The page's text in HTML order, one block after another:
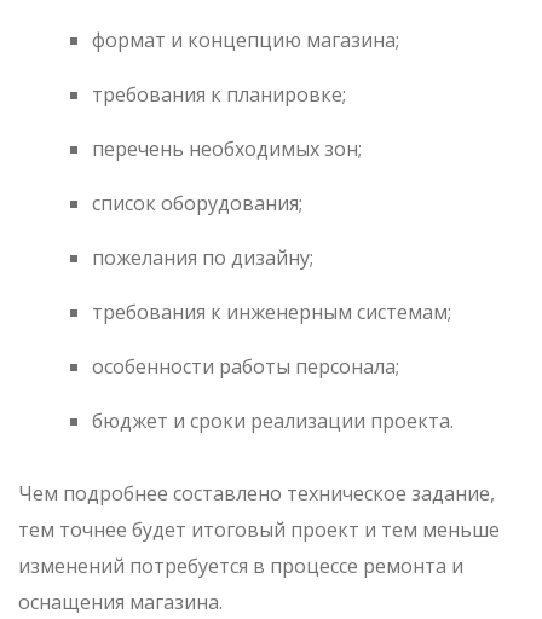
формат и концепцию магазина;
требования к планировке;
перечень необходимых зон;
список оборудования;
пожелания по дизайну;
требования к инженерным системам;
особенности работы персонала;
бюджет и сроки реализации проекта.
Чем подробнее составлено техническое задание,
тем точнее будет итоговый проект и тем меньше
изменений потребуется в процессе ремонта и
оснащения магазина.